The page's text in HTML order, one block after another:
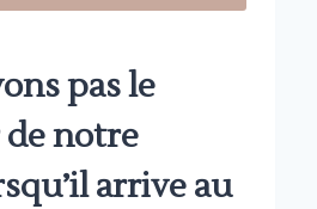
pas le
notre
arrive au